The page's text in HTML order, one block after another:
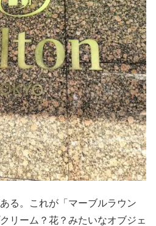
る。これが「マーブルラウン
リーム？花？みたいなオブジェ